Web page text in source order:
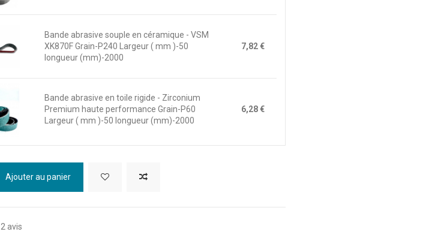
Bande abrasive souple en céramique - VSM
XK870F Grain-P240 Largeur ( mm )-50
longueur (mm)-2000
7,82 €
Bande abrasive en toile rigide - Zirconium
Premium haute performance Grain-P60
Largeur ( mm )-50 longueur (mm)-2000
6,28 €
Ajouter au panier
2 avis